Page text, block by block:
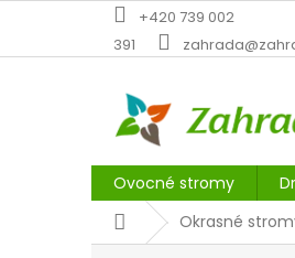
obsah
+420 739 002
391
Ovocné stromy
DomůOkrasné